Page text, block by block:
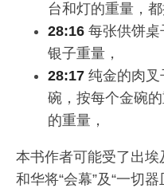
台和灯的重量，
28:16 每张供饼桌
银子重量，
28:17 纯金的肉叉
碗，按每个金碗
的重量，
本书作者可能受了出
和华将“会幕”及“一切